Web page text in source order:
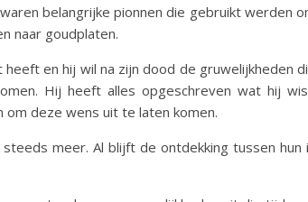
belangrijke pionnen die gebruikt werden
naar goudplaten.
en hij wil na zijn dood de gruwelijkheden
Hij heeft alles opgeschreven wat hij
deze wens uit te laten komen.
meer. Al blijft de ontdekking tussen hun